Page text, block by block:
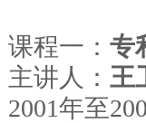
课程一： 专
主讲人： 王
2001年至